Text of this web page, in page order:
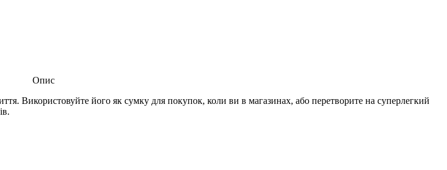
Опис
Використовуйте його як сумку для покупок, коли ви в магазинах, або перетворите на суперлегкий